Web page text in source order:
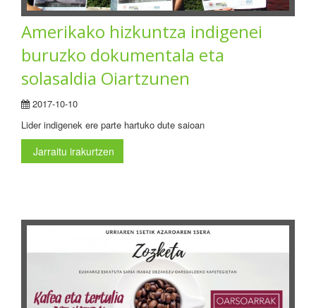
Amerikako hizkuntza indigenei
buruzko dokumentala eta
solasaldia Oiartzunen
2017-10-10
Lider indigenek ere parte hartuko dute saioan
Jarraitu irakurtzen